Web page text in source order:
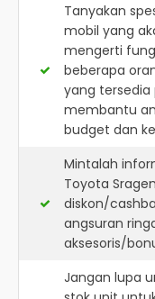
Tanyakan
mobil yang
mengerti
beberapa
yang
membantu
budget dan
Mintalah
Toyota
diskon/
angsuran
aksesoris/
Jangan lupa